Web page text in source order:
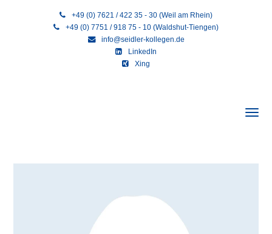
+49 (0) 7621 / 422 35 - 30 (Weil am Rhein)
+49 (0) 7751 / 918 75 - 10 (Waldshut-Tiengen)
info@seidler-kollegen.de
LinkedIn
Xing